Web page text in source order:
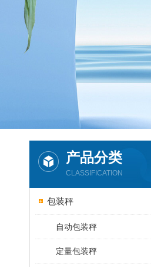
产品分类
CLASSIFICATION
包装秤
自动包装秤
定量包装秤